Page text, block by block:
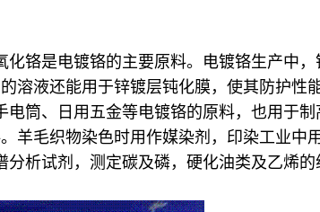
铬是电镀铬的主要原料。电镀铬生产中
溶液还能用于锌镀层钝化膜，使其防护性能
筒、日用五金等电镀铬的原料，也用于
毛织物染色时用作媒染剂，印染工业中
析试剂，测定碳及磷，硬化油类及乙烯